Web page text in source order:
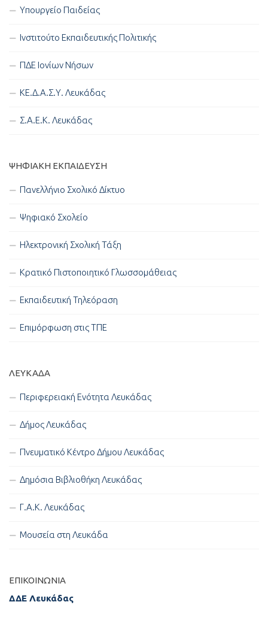
Υπουργείο Παιδείας
Ινστιτούτο Εκπαιδευτικής Πολιτικής
ΠΔΕ Ιονίων Νήσων
ΚΕ.Δ.Α.Σ.Υ. Λευκάδας
Σ.Α.Ε.Κ. Λευκάδας
ΨΗΦΙΑΚΉ ΕΚΠΑΊΔΕΥΣΗ
Πανελλήνιο Σχολικό Δίκτυο
Ψηφιακό Σχολείο
Ηλεκτρονική Σχολική Τάξη
Κρατικό Πιστοποιητικό Γλωσσομάθειας
Εκπαιδευτική Τηλεόραση
Επιμόρφωση στις ΤΠΕ
ΛΕΥΚΑΔΑ
Περιφερειακή Ενότητα Λευκάδας
Δήμος Λευκάδας
Πνευματικό Κέντρο Δήμου Λευκάδας
Δημόσια Βιβλιοθήκη Λευκάδας
Γ.Α.Κ. Λευκάδας
Μουσεία στη Λευκάδα
ΕΠΙΚΟΙΝΩΝΊΑ
ΔΔΕ Λευκάδας